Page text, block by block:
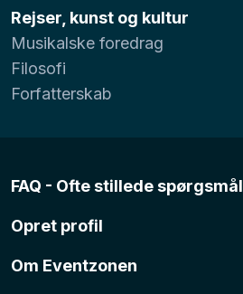
Rejser, kunst og kultur
Musikalske foredrag
Filosofi
Forfatterskab
FAQ - Ofte stillede spørgsmål
Opret profil
Om Eventzonen